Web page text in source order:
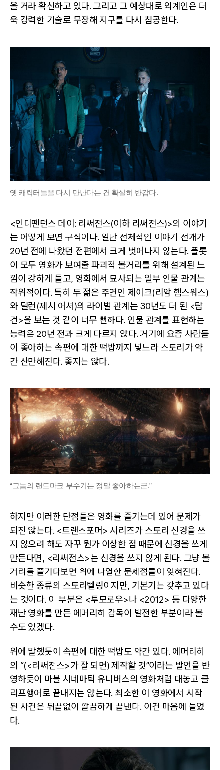
올 거라 확신하고 있다. 그리고 그 예상대로 외계인은 더
욱 강력한 기술로 무장해 지구를 다시 침공한다.
옛 캐릭터들을 다시 만난다는 건 확실히 반갑다.
<인디펜던스 데이: 리써전스(이하 리써전스)>의 이야기
는 어떻게 보면 구식이다. 일단 전체적인 이야기 전개가
20년 전에 나왔던 전편에서 크게 벗어나지 않는다. 플롯
이 모두 영화가 보여줄 파괴적 볼거리를 위해 설계된 느
낌이 강하게 들고, 영화에서 묘사되는 일부 인물 관계는
작위적이다. 특히 두 젊은 주연인 제이크(리암 헴스워스)
와 딜런(제시 어셔)의 라이벌 관계는 30년도 더 된 <탑
건>을 보는 것 같이 너무 뻔하다. 인물 관계를 표현하는
능력은 20년 전과 크게 다르지 않다. 거기에 요즘 사람들
이 좋아하는 속편에 대한 떡밥까지 넣느라 스토리가 약
간 산만해진다. 좋지는 않다.
“그놈의 랜드마크 부수기는 정말 좋아하는군.”
하지만 이러한 단점들은 영화를 즐기는데 있어 문제가
되진 않는다. <트랜스포머> 시리즈가 스토리 신경을 쓰
지 않으려 해도 자꾸 뭔가 이상한 점 때문에 신경을 쓰게
만든다면, <리써전스>는 신경을 쓰지 않게 된다. 그냥 볼
거리를 즐기다보면 위에 나열한 문제점들이 잊혀진다.
비슷한 종류의 스토리텔링이지만, 기본기는 갖추고 있다
는 것이다. 이 부분은 <투모로우>나 <2012> 등 다양한
재난 영화를 만든 에머리히 감독이 발전한 부분이라 볼
수도 있겠다.
위에 말했듯이 속편에 대한 떡밥도 약간 있다. 에머리히
의 “(<리써전스>가 잘 되면) 제작할 것”이라는 발언을 반
영하듯이 마블 시네마틱 유니버스의 영화처럼 대놓고 클
리프행어로 끝내지는 않는다. 최소한 이 영화에서 시작
된 사건은 뒤끝없이 깔끔하게 끝낸다. 이건 마음에 들었
다.